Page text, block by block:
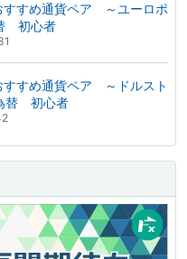
すすめ通貨ペア ～ユーロポ
初心者
すすめ通貨ペア ～ドルスト
替 初心者